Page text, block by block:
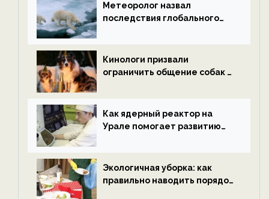
Метеоролог назвал
последствия глобального
ECOportal
Кинологи призвали
ограничить общение собак с
ECOportal
Как ядерный реактор на
Урале помогает развитию
ECOportal
Экологичная уборка: как
правильно наводить порядок